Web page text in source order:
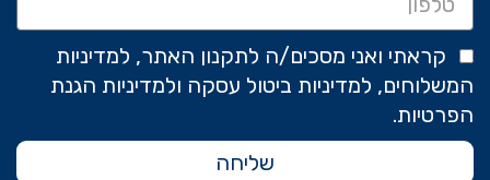
קראתי ואני מסכים/ה לתקנון האתר, למדיניות
המשלוחים, למדיניות ביטול עסקה ולמדיניות הגנת
הפרטיות.
שליחה